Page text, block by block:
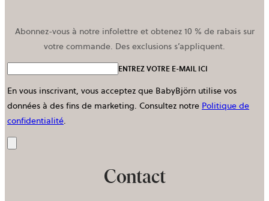
Abonnez-vous à notre infolettre et obtenez 10 % de rabais sur
votre commande. Des exclusions s’appliquent.
ENTREZ VOTRE E-MAIL ICI
En vous inscrivant, vous acceptez que BabyBjörn utilise vos
données à des fins de marketing. Consultez notre Politique de
confidentialité.
Contact